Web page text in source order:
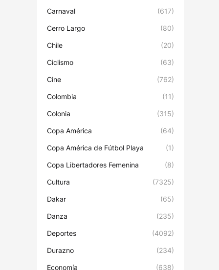
Carnaval (617)
Cerro Largo (80)
Chile (20)
Ciclismo (63)
Cine (762)
Colombia (11)
Colonia (315)
Copa América (64)
Copa América de Fútbol Playa (1)
Copa Libertadores Femenina (8)
Cultura (7325)
Dakar (65)
Danza (235)
Deportes (4092)
Durazno (234)
Economía (638)